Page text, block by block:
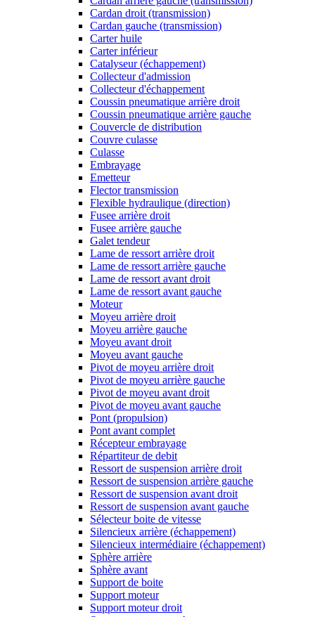
Cardan droit (transmission)
Cardan gauche (transmission)
Carter huile
Carter inférieur
Catalyseur (échappement)
Collecteur d'admission
Collecteur d'échappement
Coussin pneumatique arrière droit
Coussin pneumatique arrière gauche
Couvercle de distribution
Couvre culasse
Culasse
Embrayage
Emetteur
Flector transmission
Flexible hydraulique (direction)
Fusee arrière droit
Fusee arrière gauche
Galet tendeur
Lame de ressort arrière droit
Lame de ressort arrière gauche
Lame de ressort avant droit
Lame de ressort avant gauche
Moteur
Moyeu arrière droit
Moyeu arrière gauche
Moyeu avant droit
Moyeu avant gauche
Pivot de moyeu arrière droit
Pivot de moyeu arrière gauche
Pivot de moyeu avant droit
Pivot de moyeu avant gauche
Pont (propulsion)
Pont avant complet
Récepteur embrayage
Répartiteur de debit
Ressort de suspension arrière droit
Ressort de suspension arrière gauche
Ressort de suspension avant droit
Ressort de suspension avant gauche
Sélecteur boite de vitesse
Silencieux arrière (échappement)
Silencieux intermédiaire (échappement)
Sphère arrière
Sphère avant
Support de boite
Support moteur
Support moteur droit